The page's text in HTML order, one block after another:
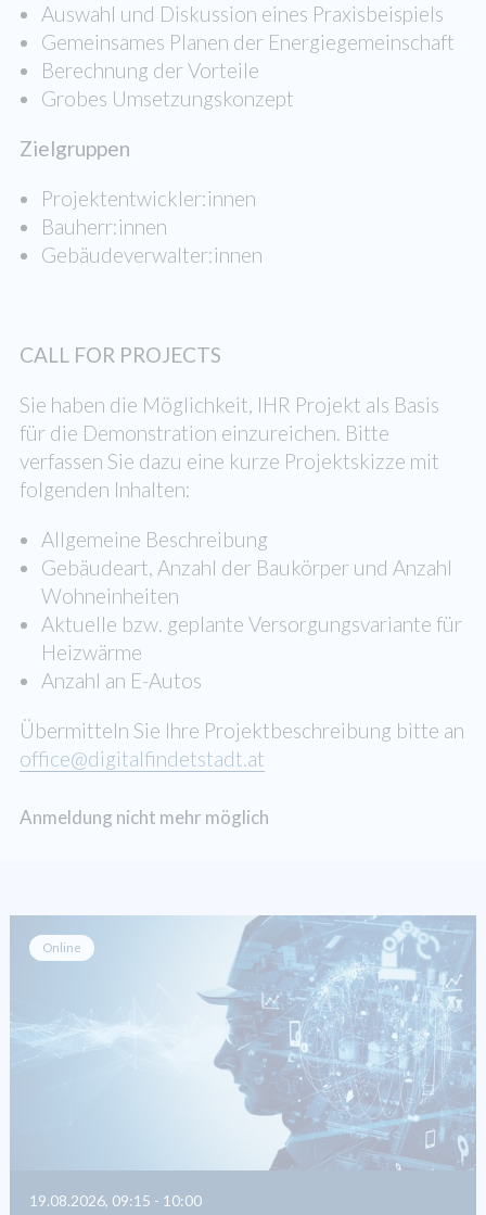
Auswahl und Diskussion eines Praxisbeispiels
Gemeinsames Planen der Energiegemeinschaft
Berechnung der Vorteile
Grobes Umsetzungskonzept
Zielgruppen
Projektentwickler:innen
Bauherr:innen
Gebäudeverwalter:innen
CALL FOR PROJECTS
Sie haben die Möglichkeit, IHR Projekt als Basis
für die Demonstration einzureichen. Bitte
verfassen Sie dazu eine kurze Projektskizze mit
folgenden Inhalten:
Allgemeine Beschreibung
Gebäudeart, Anzahl der Baukörper und Anzahl
Wohneinheiten
Aktuelle bzw. geplante Versorgungsvariante für
Heizwärme
Anzahl an E-Autos
Übermitteln Sie Ihre Projektbeschreibung bitte an
office@digitalfindetstadt.at
Anmeldung nicht mehr möglich
Online
19.08.2026, 09:15 - 10:00